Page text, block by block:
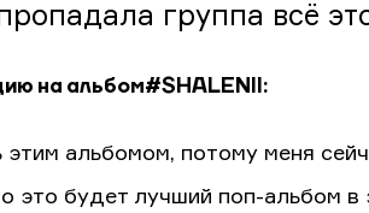
группа всё
на альбом #SHALENII:
этим альбомом, потому меня
это будет лучший поп-альбом